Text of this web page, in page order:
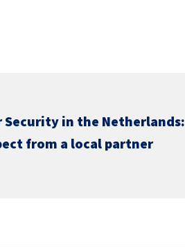
Security in the Netherlands:
from a local partner